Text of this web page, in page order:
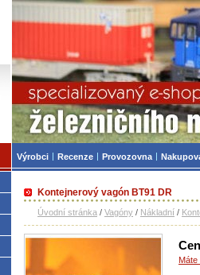
Kontejnerový vagón BT91 DR
Úvodní stránka / Vagóny / Nákladní /
Železniční
Výrobci Recenze Provozovna